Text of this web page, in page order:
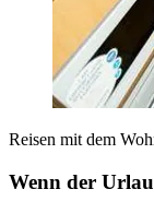
Reisen mit dem
Wenn der